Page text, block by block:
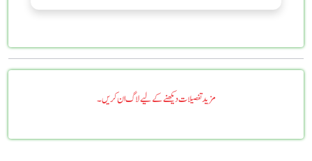
مزید تفصیلات دیکھنے کے لیے لاگ ان کریں۔